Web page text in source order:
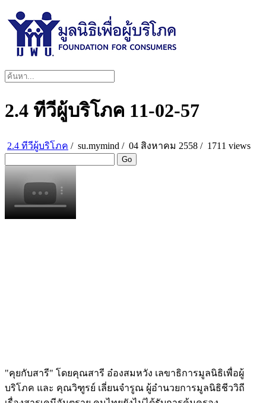
2.4 ทีวีผู้บริโภค 11-02-57
2.4 ทีวีผู้บริโภค / su.mymind / 04 สิงหาคม 2558 / 1711 views
Go
"คุยกับสารี" โดยคุณสารี อ๋องสมหวัง เลขาธิการมูลนิธิเพื่อผู้
บริโภค และ คุณวิฑูรย์ เลี่ยนจำรูณ ผู้อำนวยการมูลนิธิชีววิถี